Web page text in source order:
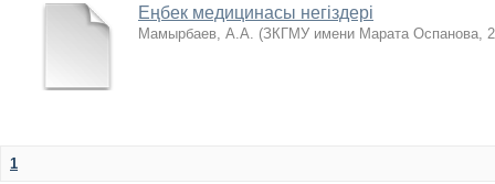
Еңбек медицинасы негіздері
Мамырбаев, А.А. (ЗКГМУ имени Марата Оспанова,
1